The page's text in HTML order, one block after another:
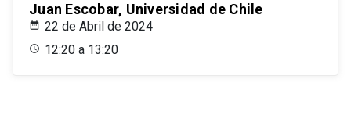
Juan Escobar, Universidad de Chile
22 de Abril de 2024
12:20 a 13:20